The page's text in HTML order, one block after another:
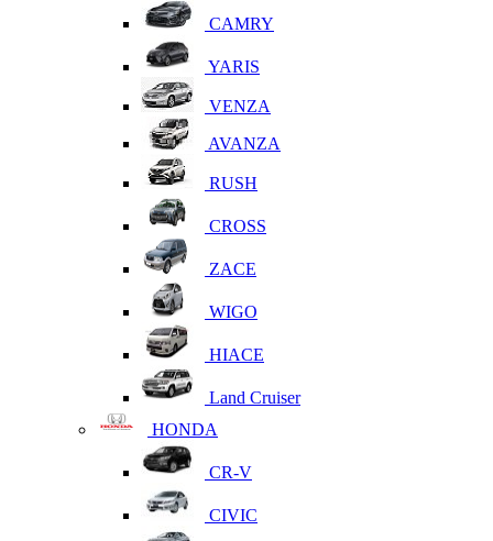
CAMRY
YARIS
VENZA
AVANZA
RUSH
CROSS
ZACE
WIGO
HIACE
Land Cruiser
HONDA
CR-V
CIVIC